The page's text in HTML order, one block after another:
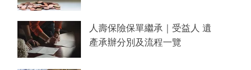
人壽保險保單繼承｜受益人 遺
產承辦分別及流程一覽